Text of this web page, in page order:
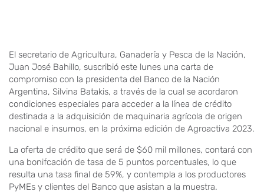
El secretario de Agricultura, Ganadería y Pesca de la Nación,
Juan José Bahillo, suscribió este lunes una carta de
compromiso con la presidenta del Banco de la Nación
Argentina, Silvina Batakis, a través de la cual se acordaron
condiciones especiales para acceder a la línea de crédito
destinada a la adquisición de maquinaria agrícola de origen
nacional e insumos, en la próxima edición de Agroactiva 2023.
La oferta de crédito que será de $60 mil millones, contará con
una bonifcación de tasa de 5 puntos porcentuales, lo que
resulta una tasa final de 59%, y contempla a los productores
PyMEs y clientes del Banco que asistan a la muestra.